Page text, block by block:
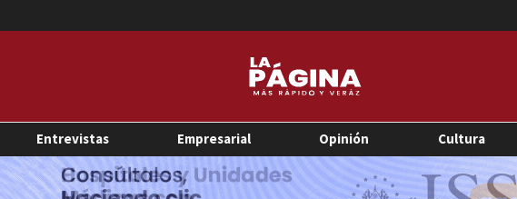
Entrevistas Empresarial Opinión Cultura